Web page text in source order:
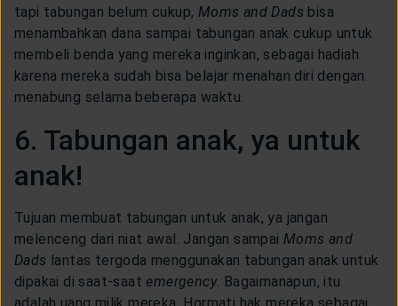
tapi tabungan belum cukup, Moms and Dads bisa
menambahkan dana sampai tabungan anak cukup untuk
membeli benda yang mereka inginkan, sebagai hadiah
karena mereka sudah bisa belajar menahan diri dengan
menabung selama beberapa waktu.
6. Tabungan anak, ya untuk
anak!
Tujuan membuat tabungan untuk anak, ya jangan
melenceng dari niat awal. Jangan sampai Moms and
Dads lantas tergoda menggunakan tabungan anak untuk
dipakai di saat-saat emergency. Bagaimanapun, itu
adalah uang milik mereka. Hormati hak mereka sebagai